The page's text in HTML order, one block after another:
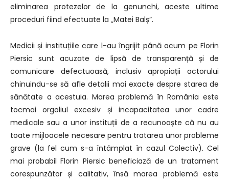
eliminarea protezelor de la genunchi, aceste ultime
proceduri fiind efectuate la „Matei Balș”.
Medicii și instituțiile care l-au îngrijit până acum pe Florin
Piersic sunt acuzate de lipsă de transparență și de
comunicare defectuoasă, inclusiv apropiații actorului
chinuindu-se să afle detalii mai exacte despre starea de
sănătate a acestuia. Marea problemă în România este
tocmai orgoliul excesiv și incapacitatea unor cadre
medicale sau a unor instituții de a recunoaște că nu au
toate mijloacele necesare pentru tratarea unor probleme
grave (la fel cum s-a întâmplat în cazul Colectiv). Cel
mai probabil Florin Piersic beneficiază de un tratament
corespunzător și calitativ, însă marea problemă este